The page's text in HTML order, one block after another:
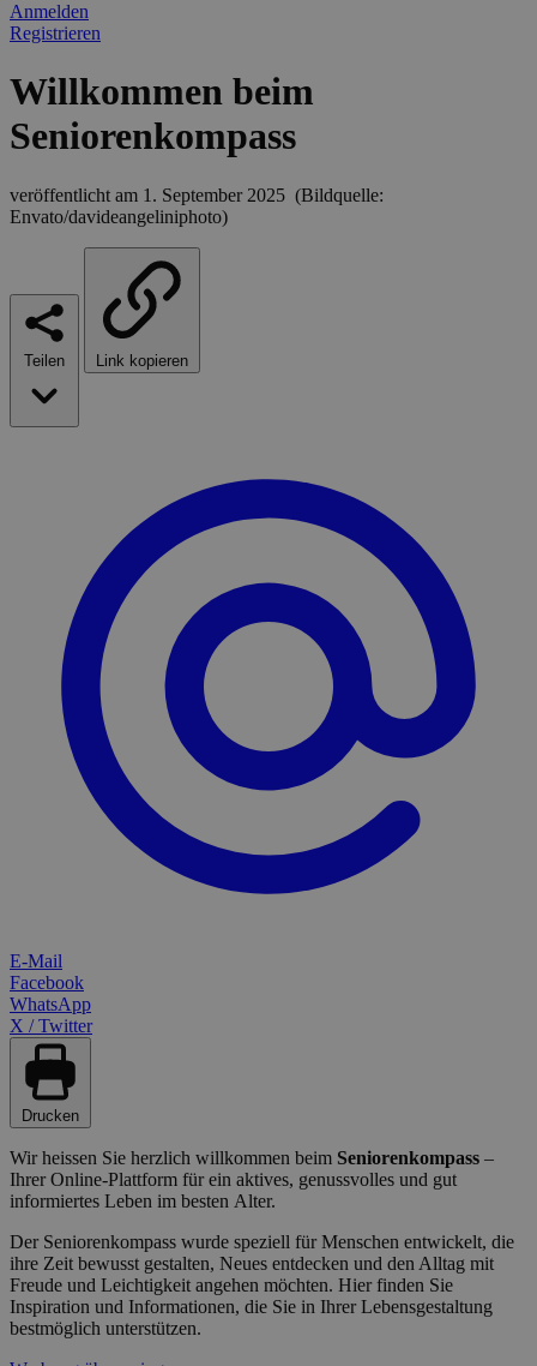
Anmelden
Registrieren
Willkommen beim
Seniorenkompass
veröffentlicht am 1. September 2025 (Bildquelle:
Envato/davideangeliniphoto)
Teilen Link kopieren
E-Mail
Facebook
WhatsApp
X / Twitter
Drucken
Wir heissen Sie herzlich willkommen beim Seniorenkompass –
Ihrer Online-Plattform für ein aktives, genussvolles und gut
informiertes Leben im besten Alter.
Der Seniorenkompass wurde speziell für Menschen entwickelt, die
ihre Zeit bewusst gestalten, Neues entdecken und den Alltag mit
Freude und Leichtigkeit angehen möchten. Hier finden Sie
Inspiration und Informationen, die Sie in Ihrer Lebensgestaltung
bestmöglich unterstützen.